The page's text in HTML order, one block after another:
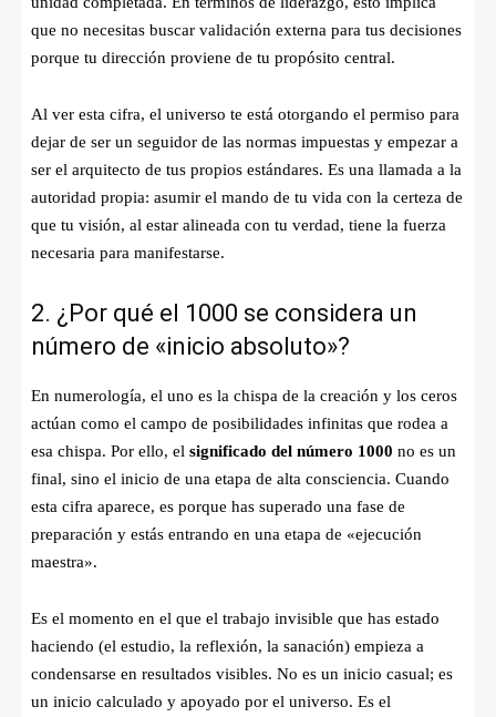
que no necesitas buscar validación externa para tus decisiones
porque tu dirección proviene de tu propósito central.
Al ver esta cifra, el universo te está otorgando el permiso para
dejar de ser un seguidor de las normas impuestas y empezar a
ser el arquitecto de tus propios estándares. Es una llamada a la
autoridad propia: asumir el mando de tu vida con la certeza de
que tu visión, al estar alineada con tu verdad, tiene la fuerza
necesaria para manifestarse.
2. ¿Por qué el 1000 se considera un
número de «inicio absoluto»?
En numerología, el uno es la chispa de la creación y los ceros
actúan como el campo de posibilidades infinitas que rodea a
esa chispa. Por ello, el significado del número 1000 no es un
final, sino el inicio de una etapa de alta consciencia. Cuando
esta cifra aparece, es porque has superado una fase de
preparación y estás entrando en una etapa de «ejecución
maestra».
Es el momento en el que el trabajo invisible que has estado
haciendo (el estudio, la reflexión, la sanación) empieza a
condensarse en resultados visibles. No es un inicio casual; es
un inicio calculado y apoyado por el universo. Es el